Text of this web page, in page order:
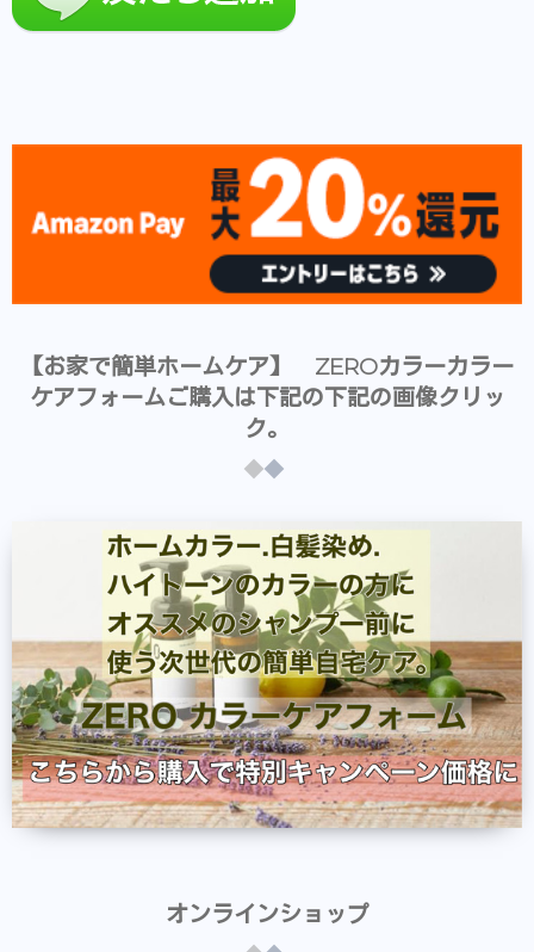
【お家で簡単ホームケア】 ZEROカラーカラー
ケアフォームご購入は下記の下記の画像クリッ
ク。
オンラインショップ